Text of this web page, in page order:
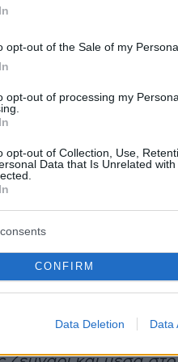
opt-out of the Sale of my
opt-out of processing my
opt-out of Collection, Use,
Data that Is Unrelated
CONFIRM
Data Deletion Data
κατέθεσε αίτηση
2025,
αναφέροντας ως
2024. Το πρώην
και έχουν
αίτημα για κοινή
του νομικού της
την αίτηση στο
είχε
Βρίσκομαι σε μια
εδώ και χρόνια
με τον Κας », είχε